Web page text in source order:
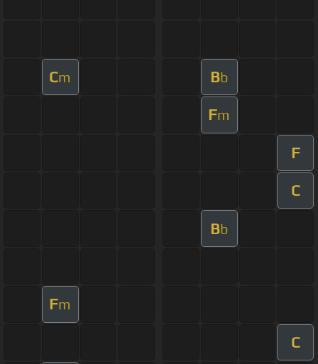
Cm Bb
Fm
F
C
Bb
Fm
C